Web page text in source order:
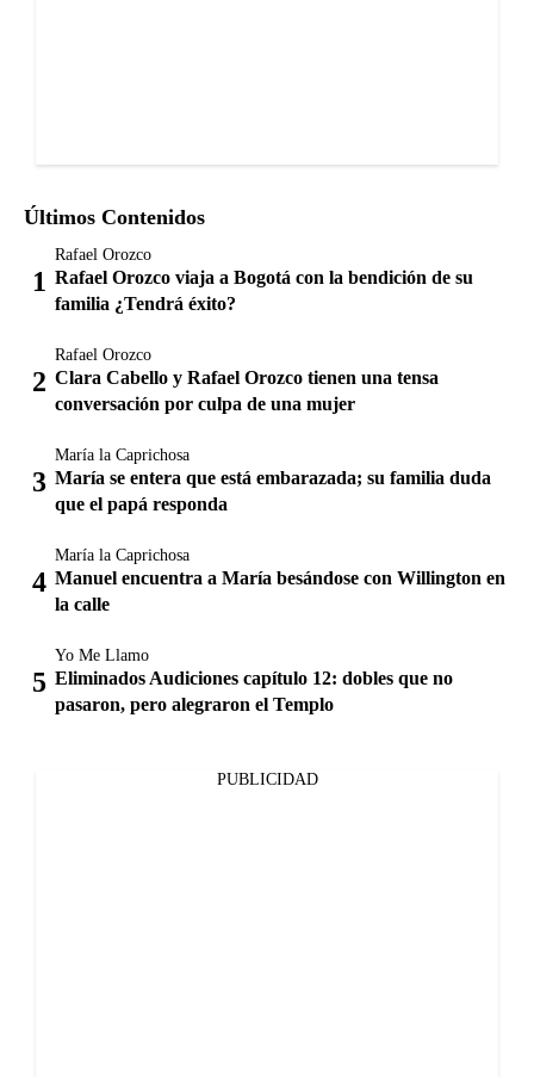
Últimos Contenidos
Rafael Orozco
Rafael Orozco viaja a Bogotá con la bendición de su
familia ¿Tendrá éxito?
Rafael Orozco
Clara Cabello y Rafael Orozco tienen una tensa
conversación por culpa de una mujer
María la Caprichosa
María se entera que está embarazada; su familia duda
que el papá responda
María la Caprichosa
Manuel encuentra a María besándose con Willington en
la calle
Yo Me Llamo
Eliminados Audiciones capítulo 12: dobles que no
pasaron, pero alegraron el Templo
PUBLICIDAD